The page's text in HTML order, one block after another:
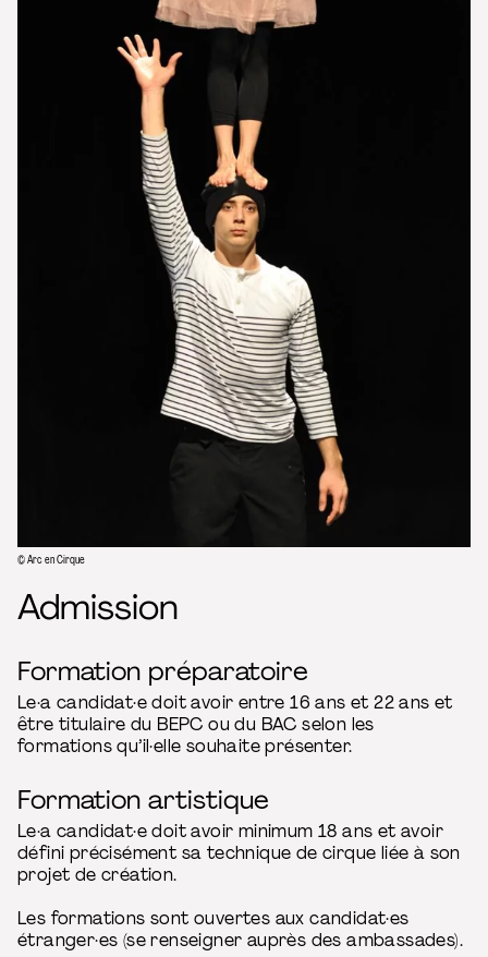
© Arc en Cirque
Admission
Formation préparatoire
Le·a candidat·e doit avoir entre 16 ans et 22 ans et
être titulaire du BEPC ou du BAC selon les
formations qu’il·elle souhaite présenter.
Formation artistique
Le·a candidat·e doit avoir minimum 18 ans et avoir
défini précisément sa technique de cirque liée à son
projet de création.
Les formations sont ouvertes aux candidat·es
étranger·es (se renseigner auprès des ambassades).